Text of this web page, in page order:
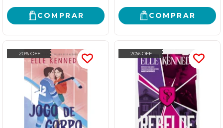
COMPRAR COMPRAR
20% OFF 20% OFF